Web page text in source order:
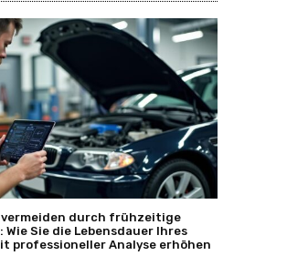
vermeiden durch frühzeitige
Wie Sie die Lebensdauer Ihres
professioneller Analyse erhöhen